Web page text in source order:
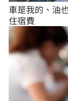
車是我的、油
住宿費